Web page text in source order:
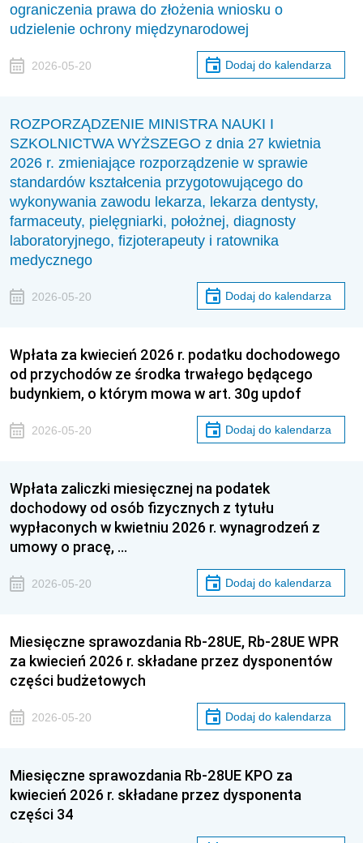
ograniczenia prawa do złożenia wniosku o
udzielenie ochrony międzynarodowej
2026-05-20 Dodaj do kalendarza
ROZPORZĄDZENIE MINISTRA NAUKI I
SZKOLNICTWA WYŻSZEGO z dnia 27 kwietnia
2026 r. zmieniające rozporządzenie w sprawie
standardów kształcenia przygotowującego do
wykonywania zawodu lekarza, lekarza dentysty,
farmaceuty, pielęgniarki, położnej, diagnosty
laboratoryjnego, fizjoterapeuty i ratownika
medycznego
2026-05-20 Dodaj do kalendarza
Wpłata za kwiecień 2026 r. podatku dochodowego
od przychodów ze środka trwałego będącego
budynkiem, o którym mowa w art. 30g updof
2026-05-20 Dodaj do kalendarza
Wpłata zaliczki miesięcznej na podatek
dochodowy od osób fizycznych z tytułu
wypłaconych w kwietniu 2026 r. wynagrodzeń z
umowy o pracę, …
2026-05-20 Dodaj do kalendarza
Miesięczne sprawozdania Rb-28UE, Rb-28UE WPR
za kwiecień 2026 r. składane przez dysponentów
części budżetowych
2026-05-20 Dodaj do kalendarza
Miesięczne sprawozdania Rb-28UE KPO za
kwiecień 2026 r. składane przez dysponenta
części 34